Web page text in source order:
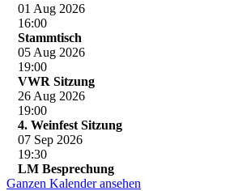
01 Aug 2026
16:00
Stammtisch
05 Aug 2026
19:00
VWR Sitzung
26 Aug 2026
19:00
4. Weinfest Sitzung
07 Sep 2026
19:30
LM Besprechung
Ganzen Kalender ansehen